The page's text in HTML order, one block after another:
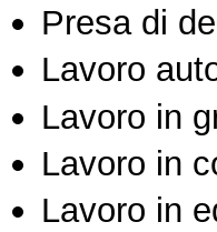
Presa di
Lavoro
Lavoro in
Lavoro in
Lavoro in